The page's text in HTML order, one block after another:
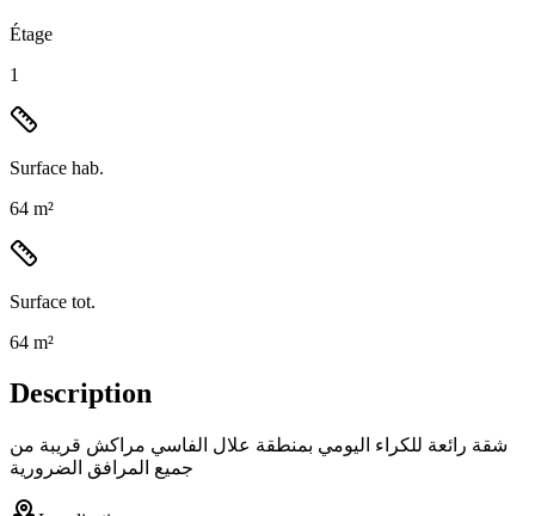
Étage
1
Surface hab.
64 m²
Surface tot.
64 m²
Description
شقة رائعة للكراء اليومي بمنطقة علال الفاسي مراكش قريبة من
جميع المرافق الضرورية